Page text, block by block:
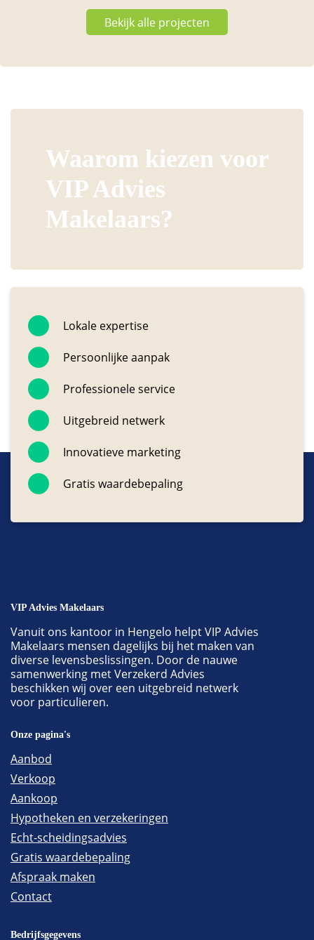
Bekijk alle projecten
Waarom kiezen voor
VIP Advies
Makelaars?
Lokale expertise
Persoonlijke aanpak
Professionele service
Uitgebreid netwerk
Innovatieve marketing
Gratis waardebepaling
VIP Advies Makelaars
Vanuit ons kantoor in Hengelo helpt VIP Advies
Makelaars mensen dagelijks bij het maken van
diverse levensbeslissingen. Door de nauwe
samenwerking met Verzekerd Advies
beschikken wij over een uitgebreid netwerk
voor particulieren.
Onze pagina's
Aanbod
Verkoop
Aankoop
Hypotheken en verzekeringen
Echt-scheidingsadvies
Gratis waardebepaling
Afspraak maken
Contact
Bedrijfsgegevens